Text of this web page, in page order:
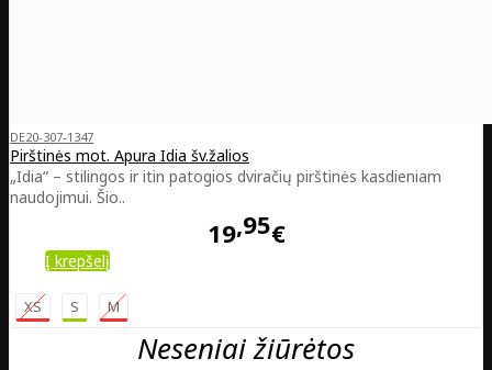
DE20-307-1347
Pirštinės mot. Apura Idia šv.žalios
„Idia“ – stilingos ir itin patogios dviračių pirštinės kasdieniam
naudojimui. Šio..
19 95€
Į krepšelį
XS S M
Neseniai žiūrėtos